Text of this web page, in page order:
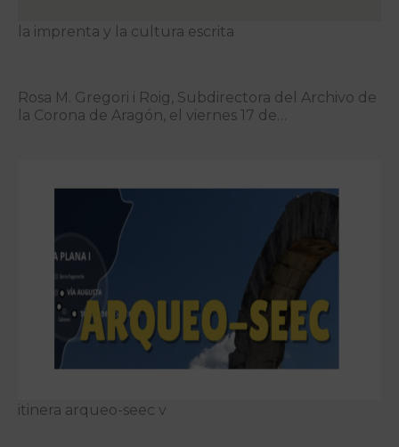
la imprenta y la cultura escrita
Rosa M. Gregori i Roig, Subdirectora del Archivo de
la Corona de Aragón, el viernes 17 de…
itinera arqueo-seec v